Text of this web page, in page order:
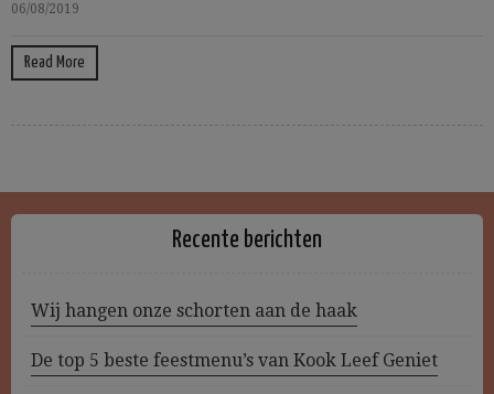
06/08/2019
Read More
Recente berichten
Wij hangen onze schorten aan de haak
De top 5 beste feestmenu’s van Kook Leef Geniet